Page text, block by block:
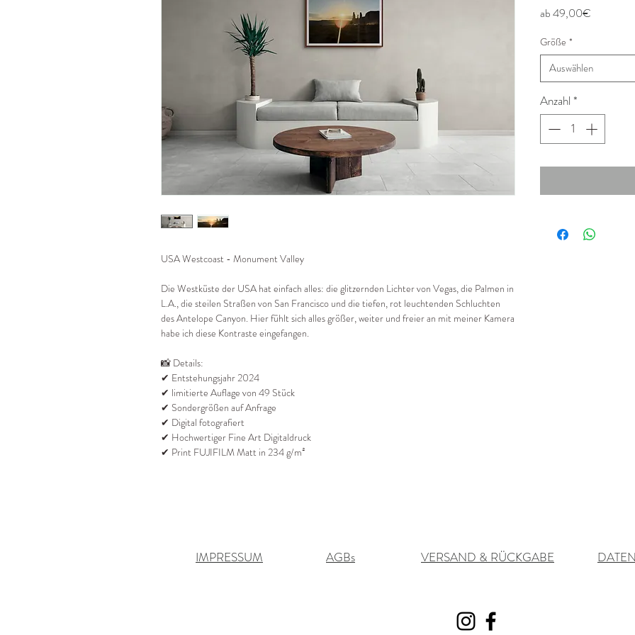
USA Westcoast - Monument Valley
Die Westküste der USA hat einfach alles: die glitzernden Lichter von Vegas, die Palmen in
L.A., die steilen Straßen von San Francisco und die tiefen, rot leuchtenden Schluchten
des Antelope Canyon. Hier fühlt sich alles größer, weiter und freier an mit meiner Kamera
habe ich diese Kontraste eingefangen.
📸 Details:
✔ Entstehungsjahr 2024
✔ limitierte Auflage von 49 Stück
✔ Sondergrößen auf Anfrage
✔ Digital fotografiert
✔ Hochwertiger Fine Art Digitaldruck
✔ Print FUJIFILM Matt in 234 g/m²
ab49,00€
Größe *
Auswählen
Anzahl *
IMPRESSUM AGBs VERSAND & RÜCKGABE